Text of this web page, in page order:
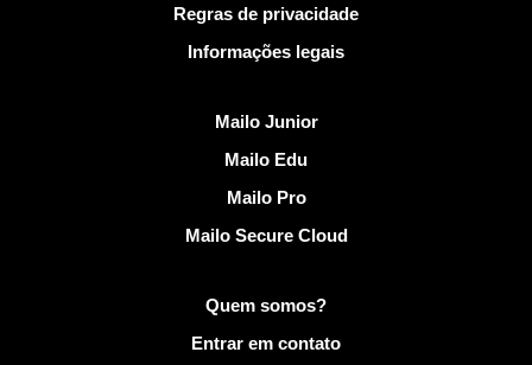
Regras de privacidade
Informações legais
Mailo Junior
Mailo Edu
Mailo Pro
Mailo Secure Cloud
Mais informações em MailoQuem somos?
Entrar em contato